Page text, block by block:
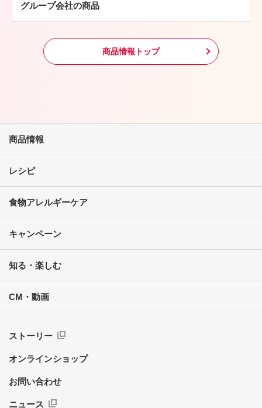
冷凍食品
その他
グループ会社の商品
商品情報トップ
商品情報
レシピ
食物アレルギーケア
キャンペーン
知る・楽しむ
CM・動画
ストーリー
オンラインショップ
お問い合わせ
ニュース